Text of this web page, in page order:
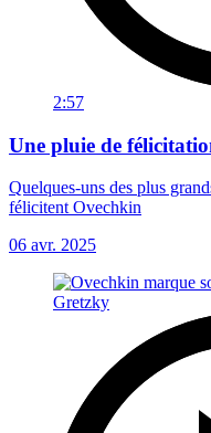
2:57
Une pluie de
Quelques-uns des plus
félicitent Ovechkin
06 avr. 2025